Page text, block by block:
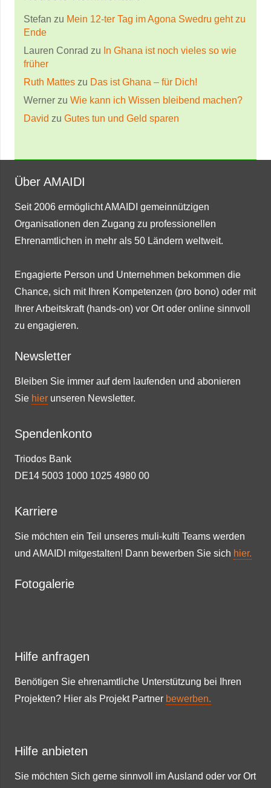
Stefan zu Mein 12-ter Tag im Agona Swedru geht zu
Ende
Lauren Conrad zu In Ghana ist noch vieles so wie
früher
Ruth Mattes zu Das ist Ghana – für Dich!
Werner zu Wie kann ich Wissen bleibend machen?
David zu Gutes tun und Geld sparen
Über AMAIDI
Seit 2006 ermöglicht AMAIDI gemeinnützigen
Organisationen den Zugang zu professionellen
Ehrenamtlichen in mehr als 50 Ländern weltweit.
Engagierte Person und Unternehmen bekommen die
Chance, sich mit Ihren Kompetenzen (pro bono) oder mit
Ihrer Arbeitskraft (hands-on) vor Ort oder online sinnvoll
zu engagieren.
Newsletter
Bleiben Sie immer auf dem laufenden und abonieren
Sie hier unseren Newsletter.
Spendenkonto
Triodos Bank
DE14 5003 1000 1025 4980 00
Karriere
Sie möchten ein Teil unseres muli-kulti Teams werden
und AMAIDI mitgestalten! Dann bewerben Sie sich hier.
Fotogalerie
Hilfe anfragen
Benötigen Sie ehrenamtliche Unterstützung bei Ihren
Projekten? Hier als Projekt Partner bewerben.
Hilfe anbieten
Sie möchten Sich gerne sinnvoll im Ausland oder vor Ort